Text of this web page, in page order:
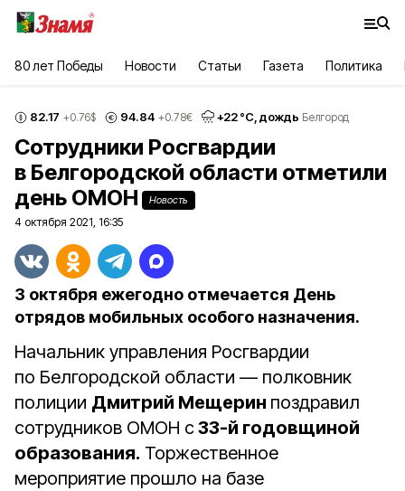
80 лет Победы Новости Статьи Газета Политика
82.17 +0.76$ 94.84 +0.78€ +22°С, дождь Белгород
Сотрудники Росгвардии
в Белгородской области отметили
день ОМОН
Новость
4 октября 2021, 16:35
3 октября ежегодно отмечается День
отрядов мобильных особого назначения.
Начальник управления Росгвардии
по Белгородской области — полковник
полиции Дмитрий Мещерин поздравил
сотрудников ОМОН с 33-й годовщиной
образования. Торжественное
мероприятие прошло на базе